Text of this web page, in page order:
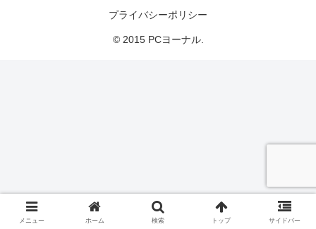
プライバシーポリシー
© 2015 PCヨーナル.
メニュー ホーム 検索 トップ サイドバー